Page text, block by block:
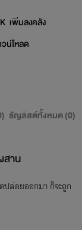
เพิ่มลงคลัง
น์โหลด
) ธัญลิสต์ทั้งหมด (0)
สาน
ล่อยออกมา ก็จะถูก